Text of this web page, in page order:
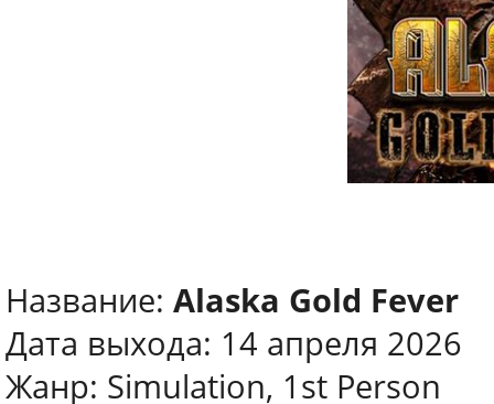
Название: Alaska Gold Fever
Дата выхода: 14 апреля 2026
Жанр: Simulation, 1st Person